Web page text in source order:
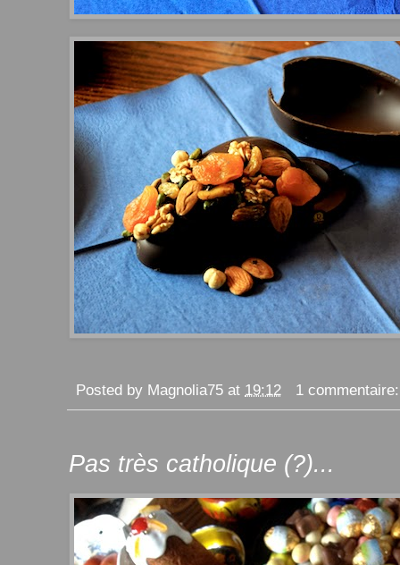
Posted by Magnolia75 at 19:12 1
Pas très catholique (?)...